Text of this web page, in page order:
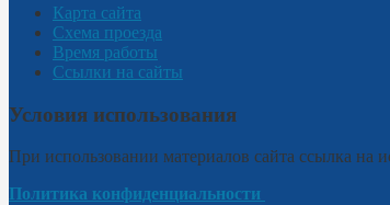
Карта сайта
Схема проезда
Время работы
Ссылки на сайты
Условия использования
При использовании материалов сайта ссылка на
Политика конфиденциальности